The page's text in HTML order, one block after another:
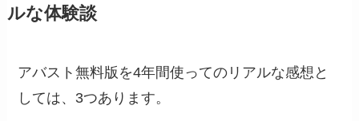
ルな体験談
アバスト無料版を4年間使ってのリアルな感想と
しては、3つあります。